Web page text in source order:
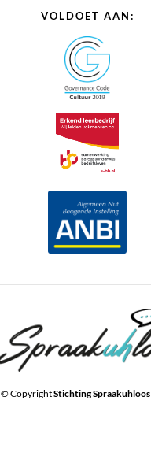
VOLDOET AAN:
© CopyrightStichting Spraakuhloos